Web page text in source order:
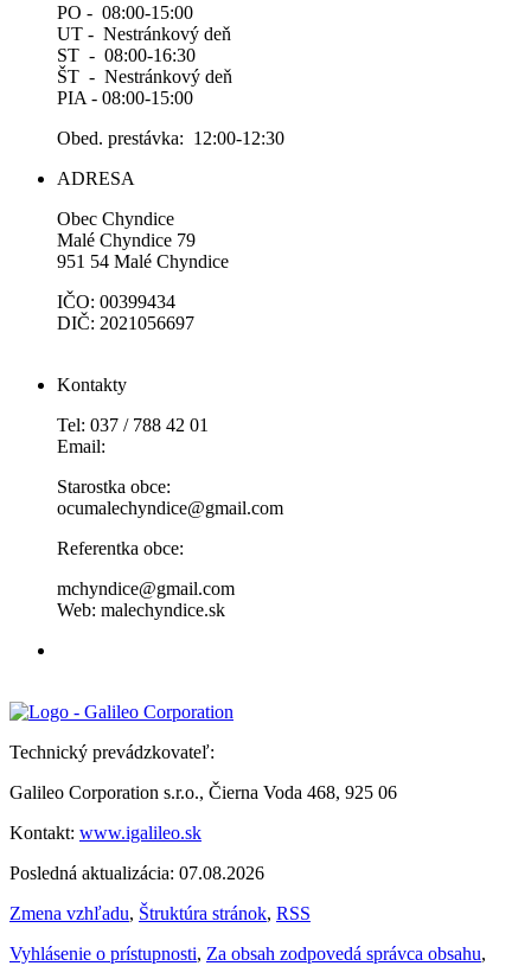
PO - 08:00-15:00
UT - Nestránkový deň
ST - 08:00-16:30
ŠT - Nestránkový deň
PIA - 08:00-15:00
Obed. prestávka: 12:00-12:30
ADRESA
Obec Chyndice
Malé Chyndice 79
951 54 Malé Chyndice
IČO: 00399434
DIČ: 2021056697
Kontakty
Tel: 037 / 788 42 01
Email:
Starostka obce:
ocumalechyndice@gmail.com
Referentka obce:
mchyndice@gmail.com
Web: malechyndice.sk
Technický prevádzkovateľ:
Galileo Corporation s.r.o., Čierna Voda 468, 925 06
Kontakt: www.igalileo.sk
Posledná aktualizácia: 07.08.2026
Zmena vzhľadu, Štruktúra stránok, RSS
Vyhlásenie o prístupnosti, Za obsah zodpovedá správca obsahu,